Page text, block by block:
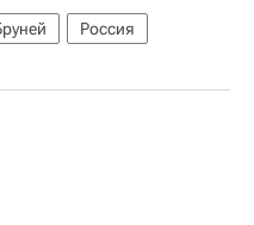
Россия